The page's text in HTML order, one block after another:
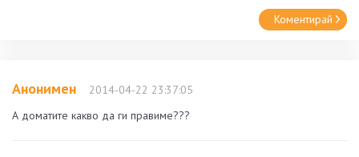
Коментирай
Анонимен
2014-04-22 23:37:05
А доматите какво да ги правиме???